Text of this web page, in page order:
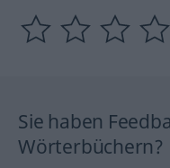
Sie haben
Wörterbüchern?